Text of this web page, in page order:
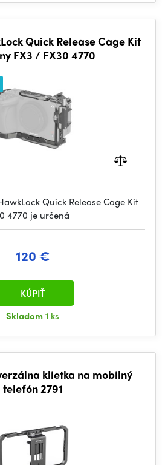
Quick Release Cage Kit
FX3 / FX30 4770
Quick Release Cage Kit
4770 je určená
120 €
Skladom1 ks
KÚPIŤ
klietka na mobilný
telefón 2791